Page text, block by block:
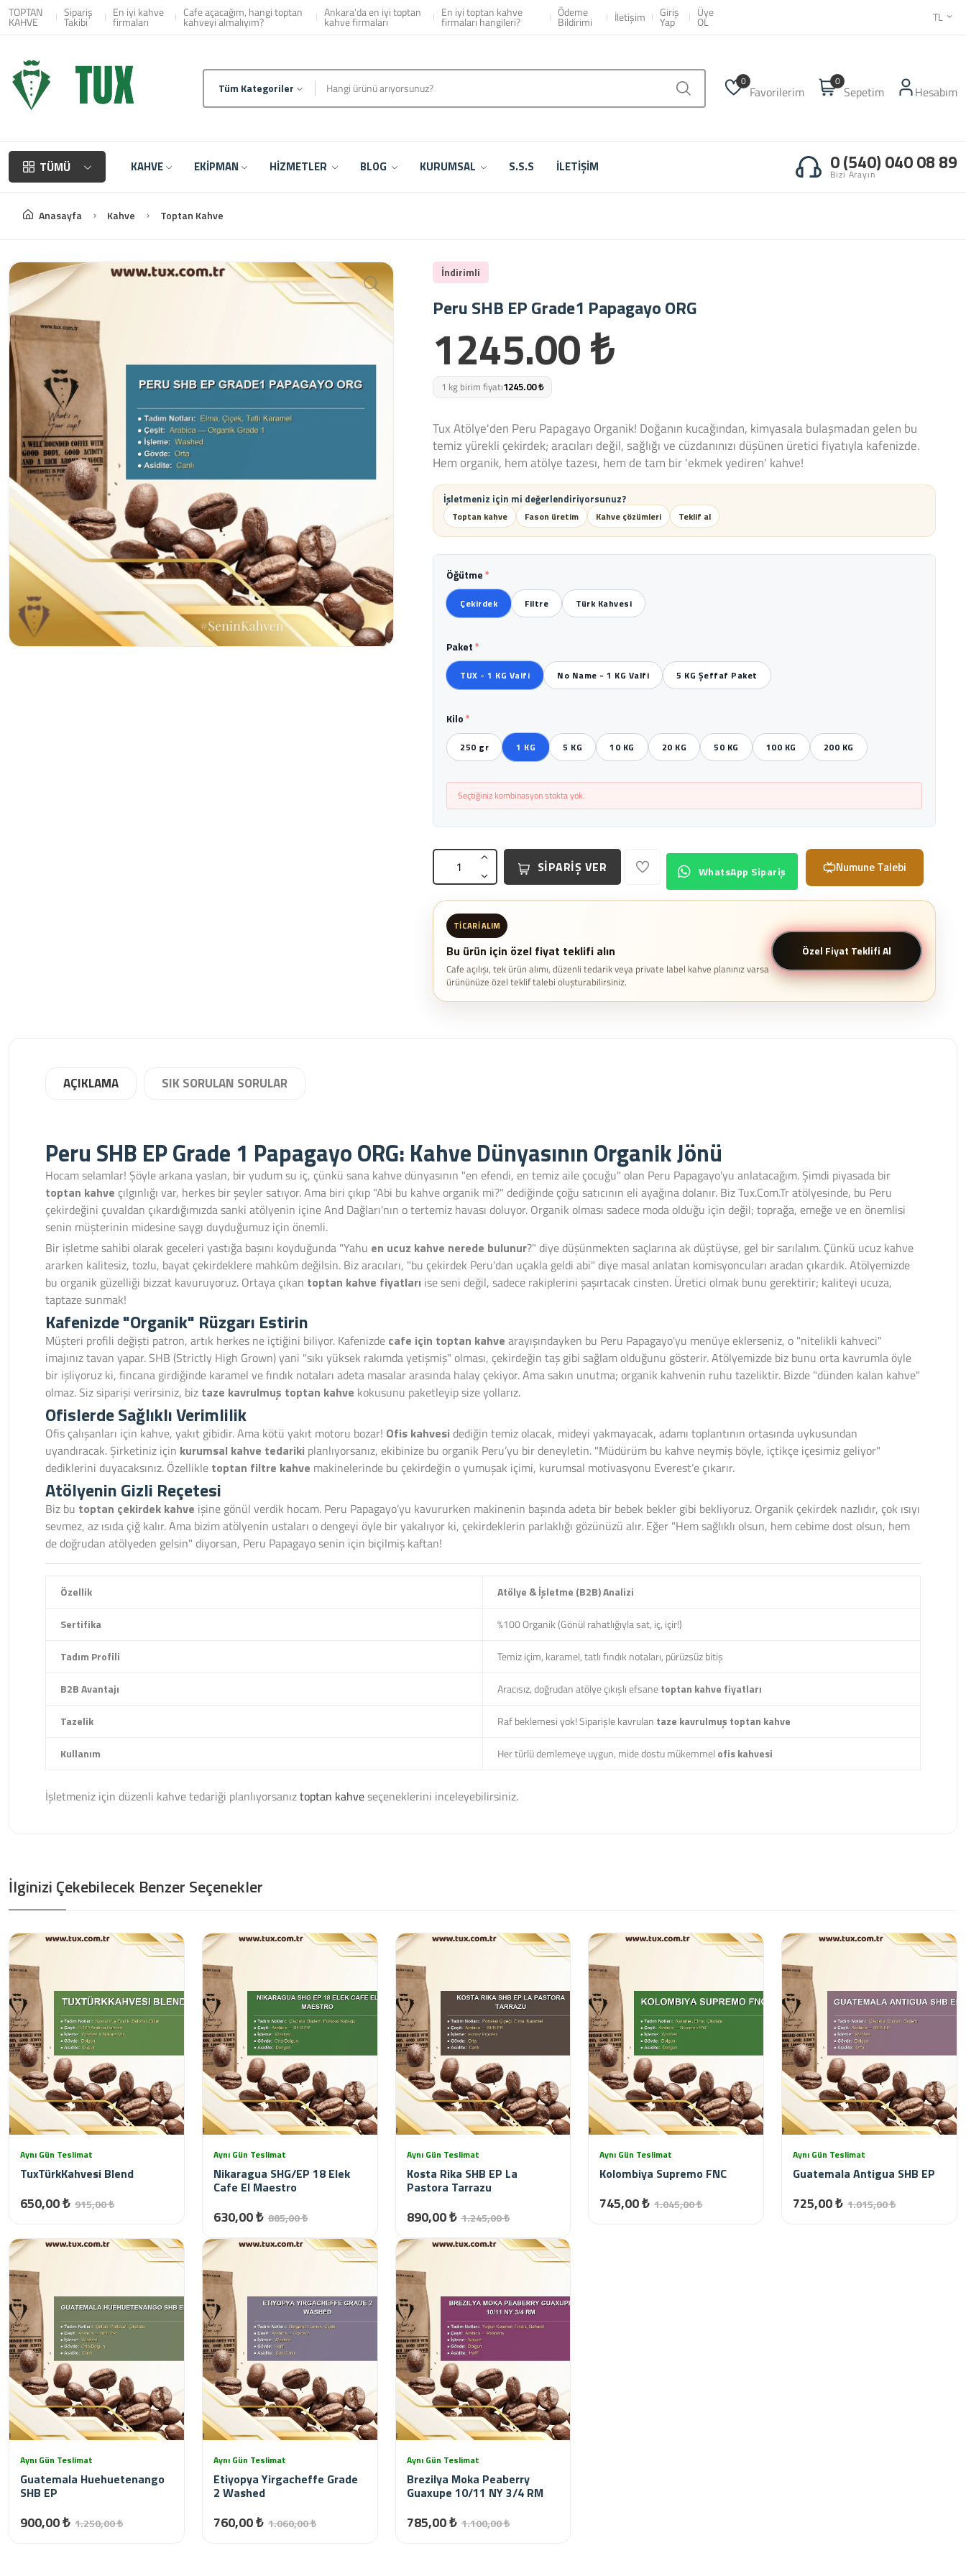
Toptan Kahve Tedarikçisi & Ankara Fiyatları | Tux Coffee
TOPTAN
KAHVE
Sipariş
Takibi
En iyi kahve
firmaları
Cafe açacağım, hangi toptan
kahveyi almalıyım?
Ankara'da en iyi toptan
kahve firmaları
En iyi toptan kahve
firmaları hangileri?
Ödeme
Bildirimi İletişim Giriş
Yap
Üye
OL TL
Tüm Kategoriler 0
Favorilerim
0
Sepetim Hesabım
TÜMÜ KAHVE EKİPMAN HİZMETLER BLOG KURUMSAL S.S.S İLETİŞİM 0 (540) 040 08 89
Bizi Arayın
Anasayfa Kahve Toptan Kahve
İndirimli
Peru SHB EP Grade1 Papagayo ORG
1245.00 ₺
1 kg birim fiyatı1245.00 ₺
Tux Atölye'den Peru Papagayo Organik! Doğanın kucağından, kimyasala bulaşmadan gelen bu
temiz yürekli çekirdek; aracıları değil, sağlığı ve cüzdanınızı düşünen üretici fiyatıyla kafenizde.
Hem organik, hem atölye tazesı, hem de tam bir 'ekmek yediren' kahve!
İşletmeniz için mi değerlendiriyorsunuz?
Toptan kahve Fason üretim Kahve çözümleri Teklif al
Öğütme*
Çekirdek Filtre Türk Kahvesi
Paket*
TUX - 1 KG Valfi No Name - 1 KG Valfi 5 KG Şeffaf Paket
Kilo*
250 gr 1 KG 5 KG 10 KG 20 KG 50 KG 100 KG 200 KG
Seçtiğiniz kombinasyon stokta yok.
SİPARİŞ VER WhatsApp Sipariş Numune Talebi
TICARI ALIM
Bu ürün için özel fiyat teklifi alın
Cafe açılışı, tek ürün alımı, düzenli tedarik veya private label kahve planınız varsa
ürününüze özel teklif talebi oluşturabilirsiniz.
Özel Fiyat Teklifi Al
AÇIKLAMA SIK SORULAN SORULAR
Peru SHB EP Grade 1 Papagayo ORG: Kahve Dünyasının Organik Jönü
Hocam selamlar! Şöyle arkana yaslan, bir yudum su iç, çünkü sana kahve dünyasının "en efendi, en temiz aile çocuğu" olan Peru Papagayo'yu anlatacağım. Şimdi piyasada bir
toptan kahve çılgınlığı var, herkes bir şeyler satıyor. Ama biri çıkıp "Abi bu kahve organik mi?" dediğinde çoğu satıcının eli ayağına dolanır. Biz Tux.Com.Tr atölyesinde, bu Peru
çekirdeğini çuvaldan çıkardığımızda sanki atölyenin içine And Dağları'nın o tertemiz havası doluyor. Organik olması sadece moda olduğu için değil; toprağa, emeğe ve en önemlisi
senin müşterinin midesine saygı duyduğumuz için önemli.
Bir işletme sahibi olarak geceleri yastığa başını koyduğunda "Yahu en ucuz kahve nerede bulunur?" diye düşünmekten saçlarına ak düştüyse, gel bir sarılalım. Çünkü ucuz kahve
ararken kalitesiz, tozlu, bayat çekirdeklere mahkûm değilsin. Biz aracıları, "bu çekirdek Peru'dan uçakla geldi abi" diye masal anlatan komisyoncuları aradan çıkardık. Atölyemizde
bu organik güzelliği bizzat kavuruyoruz. Ortaya çıkan toptan kahve fiyatları ise seni değil, sadece rakiplerini şaşırtacak cinsten. Üretici olmak bunu gerektirir; kaliteyi ucuza,
taptaze sunmak!
Kafenizde "Organik" Rüzgarı Estirin
Müşteri profili değişti patron, artık herkes ne içtiğini biliyor. Kafenizde cafe için toptan kahve arayışındayken bu Peru Papagayo'yu menüye eklerseniz, o "nitelikli kahveci"
imajınız tavan yapar. SHB (Strictly High Grown) yani "sıkı yüksek rakımda yetişmiş" olması, çekirdeğin taş gibi sağlam olduğunu gösterir. Atölyemizde biz bunu orta kavrumla öyle
bir işliyoruz ki, fincana girdiğinde karamel ve fındık notaları adeta masalar arasında halay çekiyor. Ama sakın unutma; organik kahvenin ruhu tazeliktir. Bizde "dünden kalan kahve"
olmaz. Siz siparişi verirsiniz, biz taze kavrulmuş toptan kahve kokusunu paketleyip size yollarız.
Ofislerde Sağlıklı Verimlilik
Ofis çalışanları için kahve, yakıt gibidir. Ama kötü yakıt motoru bozar! Ofis kahvesi dediğin temiz olacak, mideyi yakmayacak, adamı toplantının ortasında uykusundan
uyandıracak. Şirketiniz için kurumsal kahve tedariki planlıyorsanız, ekibinize bu organik Peru’yu bir deneyletin. "Müdürüm bu kahve neymiş böyle, içtikçe içesimiz geliyor"
dediklerini duyacaksınız. Özellikle toptan filtre kahve makinelerinde bu çekirdeğin o yumuşak içimi, kurumsal motivasyonu Everest’e çıkarır.
Atölyenin Gizli Reçetesi
Biz bu toptan çekirdek kahve işine gönül verdik hocam. Peru Papagayo’yu kavururken makinenin başında adeta bir bebek bekler gibi bekliyoruz. Organik çekirdek nazlıdır, çok ısıyı
sevmez, az ısıda çiğ kalır. Ama bizim atölyenin ustaları o dengeyi öyle bir yakalıyor ki, çekirdeklerin parlaklığı gözünüzü alır. Eğer "Hem sağlıklı olsun, hem cebime dost olsun, hem
de doğrudan atölyeden gelsin" diyorsan, Peru Papagayo senin için biçilmiş kaftan!
Özellik Atölye & İşletme (B2B) Analizi
Sertifika %100 Organik (Gönül rahatlığıyla sat, iç, içir!)
Tadım Profili Temiz içim, karamel, tatlı fındık notaları, pürüzsüz bitiş
B2B Avantajı Aracısız, doğrudan atölye çıkışlı efsanetoptan kahve fiyatları
Tazelik Raf beklemesi yok! Siparişle kavrulan taze kavrulmuş toptan kahve
Kullanım Her türlü demlemeye uygun, mide dostu mükemmel ofis kahvesi
İşletmeniz için düzenli kahve tedariği planlıyorsanıztoptan kahveseçeneklerini inceleyebilirsiniz.
İlginizi Çekebilecek Benzer Seçenekler
Aynı Gün Teslimat
TuxTürkKahvesi Blend
650,00 ₺ 915,00 ₺
Aynı Gün Teslimat
Nikaragua SHG/EP 18 Elek
Cafe El Maestro
630,00 ₺ 885,00 ₺
Aynı Gün Teslimat
Kosta Rika SHB EP La
Pastora Tarrazu
890,00 ₺ 1.245,00 ₺
Aynı Gün Teslimat
Kolombiya Supremo FNC
745,00 ₺ 1.045,00 ₺
Aynı Gün Teslimat
Guatemala Antigua SHB EP
725,00 ₺ 1.015,00 ₺
Aynı Gün Teslimat
Guatemala Huehuetenango
SHB EP
900,00 ₺ 1.250,00 ₺
Aynı Gün Teslimat
Etiyopya Yirgacheffe Grade
2 Washed
760,00 ₺ 1.060,00 ₺
Aynı Gün Teslimat
Brezilya Moka Peaberry
Guaxupe 10/11 NY 3/4 RM
785,00 ₺ 1.100,00 ₺